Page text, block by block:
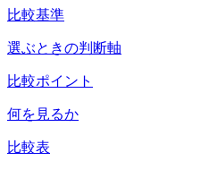
比較基準
選ぶときの判断軸
比較ポイント
何を見るか
比較表